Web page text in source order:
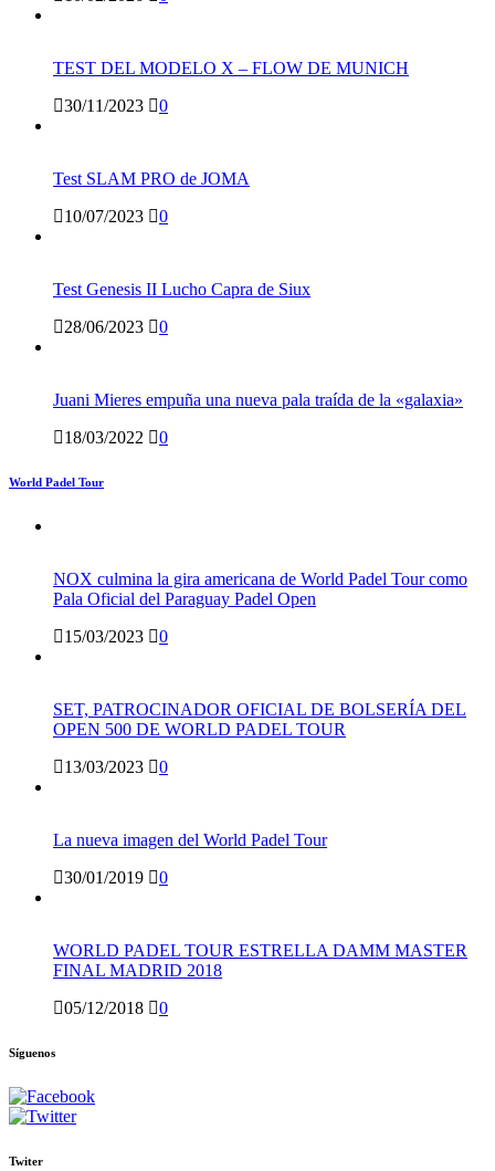
TEST DEL MODELO X – FLOW DE MUNICH
30/11/2023
0
Test SLAM PRO de JOMA
10/07/2023
0
Test Genesis II Lucho Capra de Siux
28/06/2023
0
Juani Mieres empuña una nueva pala traída de la «galaxia»
18/03/2022
0
World Padel Tour
NOX culmina la gira americana de World Padel Tour como
Pala Oficial del Paraguay Padel Open
15/03/2023
0
SET, PATROCINADOR OFICIAL DE BOLSERÍA DEL
OPEN 500 DE WORLD PADEL TOUR
13/03/2023
0
La nueva imagen del World Padel Tour
30/01/2019
0
WORLD PADEL TOUR ESTRELLA DAMM MASTER
FINAL MADRID 2018
05/12/2018
0
Síguenos
Twiter